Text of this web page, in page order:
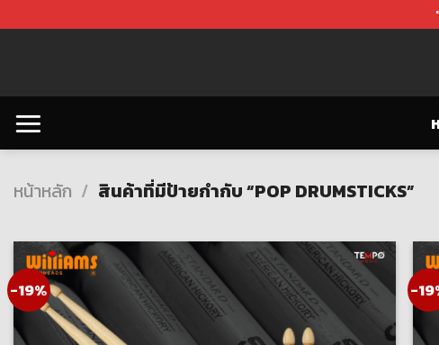
to
หน้าหลัก / สินค้าที่มีป้ายกำกับ “POP DRUMSTICKS”
-19% -